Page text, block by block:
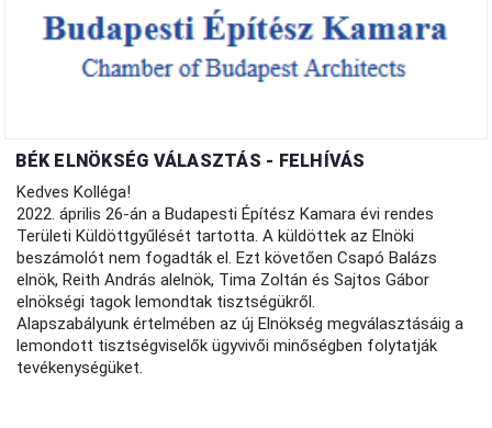
BÉK ELNÖKSÉG VÁLASZTÁS - FELHÍVÁS
Kedves Kolléga!
2022. április 26-án a Budapesti Építész Kamara évi rendes
Területi Küldöttgyűlését tartotta. A küldöttek az Elnöki
beszámolót nem fogadták el. Ezt követően Csapó Balázs
elnök, Reith András alelnök, Tima Zoltán és Sajtos Gábor
elnökségi tagok lemondtak tisztségükről.
Alapszabályunk értelmében az új Elnökség megválasztásáig a
lemondott tisztségviselők ügyvivői minőségben folytatják
tevékenységüket.